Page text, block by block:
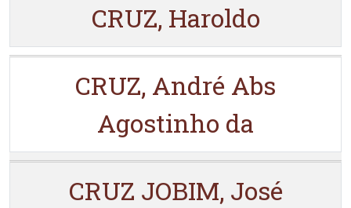
CRUZ, Haroldo
CRUZ, André Abs
Agostinho da
CRUZ JOBIM, José